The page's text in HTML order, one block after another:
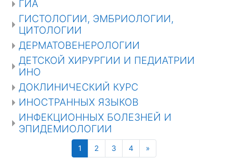
ГИА
ГИСТОЛОГИИ, ЭМБРИОЛОГИИ,
ЦИТОЛОГИИ
ДЕРМАТОВЕНЕРОЛОГИИ
ДЕТСКОЙ ХИРУРГИИ И ПЕДИАТРИИ
ИНО
ДОКЛИНИЧЕСКИЙ КУРС
ИНОСТРАННЫХ ЯЗЫКОВ
ИНФЕКЦИОННЫХ БОЛЕЗНЕЙ И
ЭПИДЕМИОЛОГИИ
1 (current)
2 3 4 »Next page